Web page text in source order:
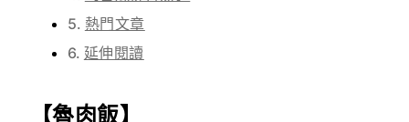
熱門文章
延伸閱讀
【魯肉飯】